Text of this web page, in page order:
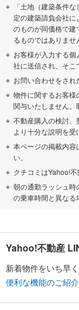
「土地（建築条件
定の建築請負会社
のものが同価格で
るものではありませ
お客様が入力する
社に送信され、そこ
お問い合わせをされ
物件に関するお客様
関与いたしません。
不動産購入の検討、
より十分な説明を受
本ページの掲載内容
い。
クチコミはYahoo!
朝の通勤ラッシュ
の乗車時間と異なる
Yahoo!不動産
新着物件をいち早
便利な機能のご紹介